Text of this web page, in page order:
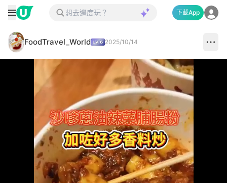
下載App
FoodTravel_World 2025/10/14